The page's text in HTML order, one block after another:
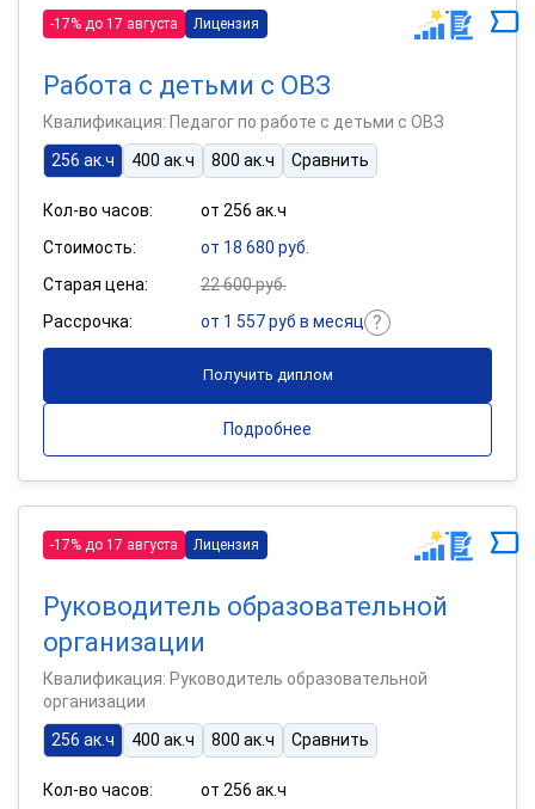
-17% до 17 августа Лицензия
Работа с детьми с ОВЗ
Квалификация: Педагог по работе с детьми с ОВЗ
256 ак.ч
400 ак.ч 800 ак.ч Сравнить
Кол-во часов:
от 256 ак.ч
Стоимость:
от 18 680 руб.
Старая цена:
22 600 руб.
Рассрочка:
от 1 557 руб в месяц
Получить диплом
Подробнее
-17% до 17 августа Лицензия
Руководитель образовательной
организации
Квалификация: Руководитель образовательной
организации
256 ак.ч
400 ак.ч 800 ак.ч Сравнить
Кол-во часов: от 256 ак.ч